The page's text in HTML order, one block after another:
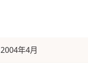
2004年4月